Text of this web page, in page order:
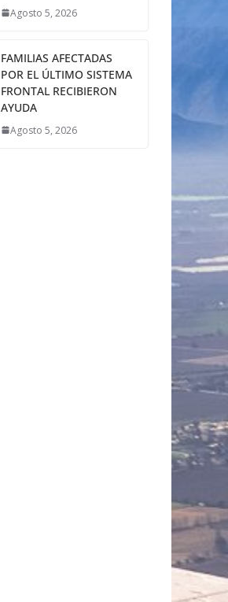
Agosto 5, 2026
FAMILIAS AFECTADAS
POR EL ÚLTIMO SISTEMA
FRONTAL RECIBIERON
AYUDA
Agosto 5, 2026